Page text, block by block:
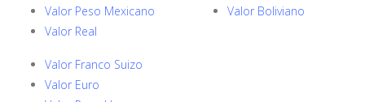
Valor Peso Mexicano
Valor Real
Valor Boliviano
Valor Franco Suizo
Valor Euro